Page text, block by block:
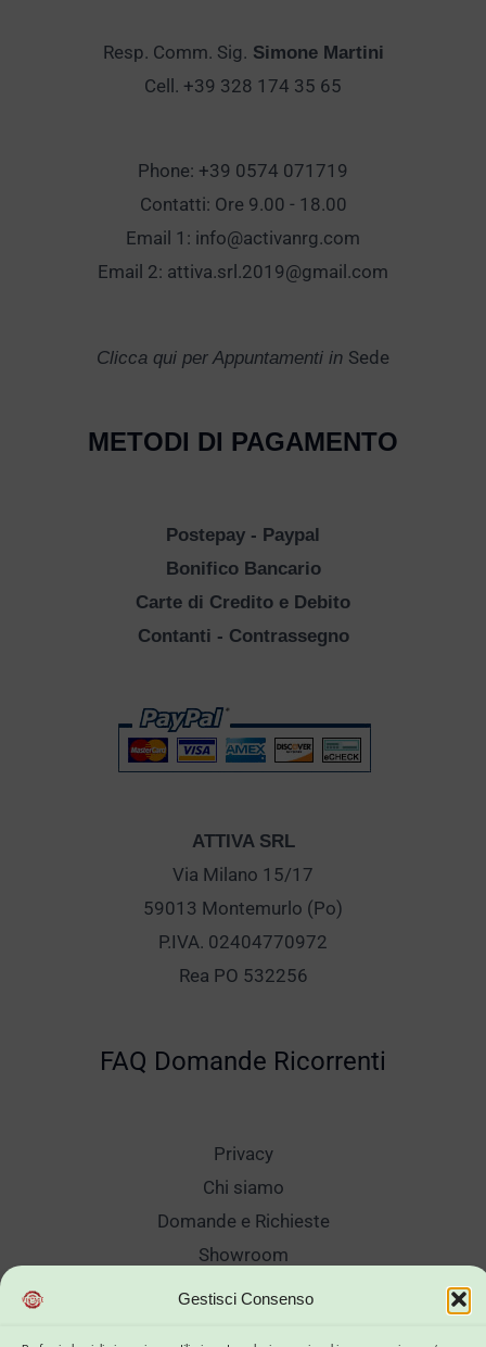
Gestisci Consenso
Resp. Comm. Sig. Simone Martini
Cell. +39 328 174 35 65
Phone: +39 0574 071719
Contatti: Ore 9.00 - 18.00
Email 1: info@activanrg.com
Email 2: attiva.srl.2019@gmail.com
Clicca qui per Appuntamenti in Sede
METODI DI PAGAMENTO
Postepay - Paypal
Bonifico Bancario
Carte di Credito e Debito
Contanti - Contrassegno
ATTIVA SRL
Via Milano 15/17
59013 Montemurlo (Po)
P.IVA. 02404770972
Rea PO 532256
FAQ Domande Ricorrenti
Privacy
Chi siamo
Domande e Richieste
Showroom
Spedizioni